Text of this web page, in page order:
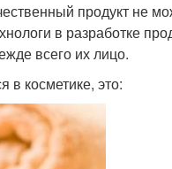
продукт не
в разработке
всего их лицо.
косметике, это: